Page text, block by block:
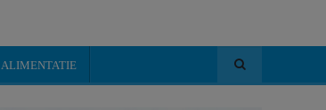
ALIMENTATIE